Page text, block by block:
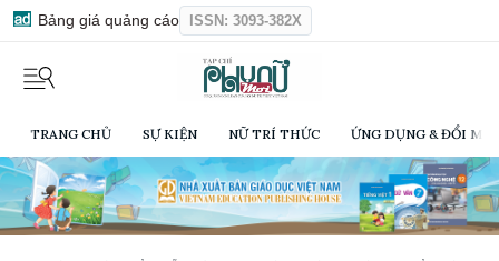
Bảng giá quảng cáo ISSN: 3093-382X
TRANG CHỦ SỰ KIỆN NỮ TRÍ THỨC ỨNG DỤNG & ĐỔI